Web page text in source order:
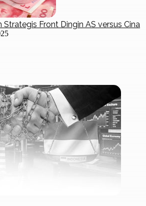
Strategis Front Dingin AS versus Cina